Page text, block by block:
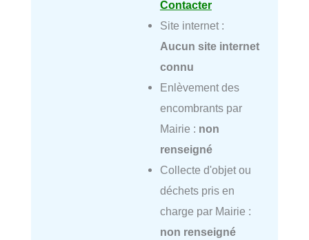
Contacter
Site internet :
Aucun site internet
connu
Enlèvement des
encombrants par
Mairie : non
renseigné
Collecte d'objet ou
déchets pris en
charge par Mairie :
non renseigné